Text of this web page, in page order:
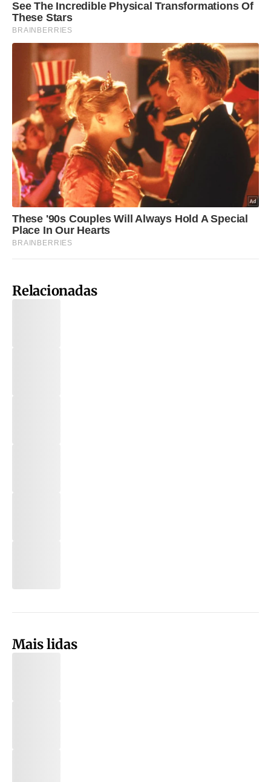
Relacionadas
Mais lidas